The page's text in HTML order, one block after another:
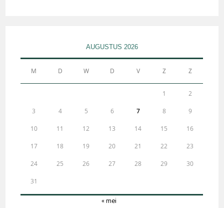
AUGUSTUS 2026
M D W D V Z Z
1 2
3 4 5 6 7 8 9
10 11 12 13 14 15 16
17 18 19 20 21 22 23
24 25 26 27 28 29 30
31
« mei